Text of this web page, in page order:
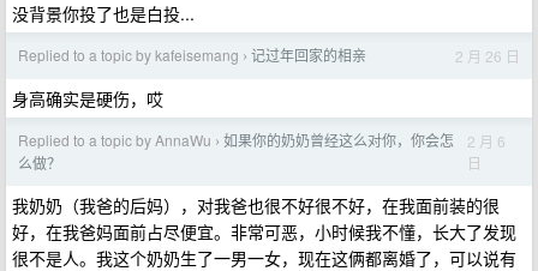
没背景你投了也是白投...
Replied to a topic by kafeisemang › 记过年回家的相亲 2 月 26 日
身高确实是硬伤，哎
Replied to a topic by AnnaWu › 如果你的奶奶曾经这么对你，你会怎
么做？
2 月 6
日
我奶奶（我爸的后妈），对我爸也很不好很不好，在我面前装的很
好，在我爸妈面前占尽便宜。非常可恶，小时候我不懂，长大了发现
很不是人。我这个奶奶生了一男一女，现在这俩都离婚了，可以说有